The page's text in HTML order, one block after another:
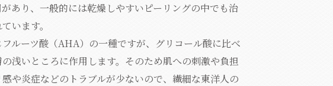
あり、一般的には乾燥しやすいピーリングの中でも治
います。
ルーツ酸（AHA）の一種ですが、グリコール酸に比べ
浅いところに作用します。そのため肌への刺激や負担
や炎症などのトラブルが少ないので、繊細な東洋人の